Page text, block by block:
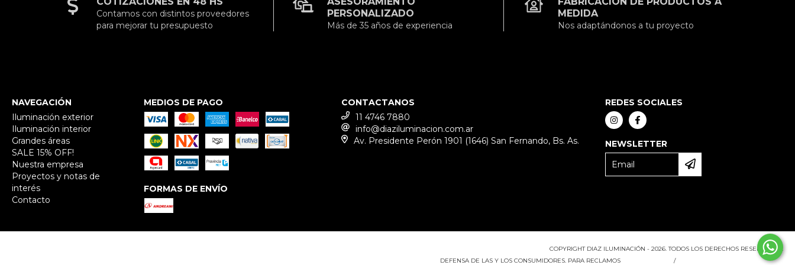
Contamos con distintos proveedores
para mejorar tu presupuesto
PERSONALIZADO
Más de 35 años de experiencia
MEDIDA
Nos adaptándonos a tu proyecto
NAVEGACIÓN
Iluminación exterior
Iluminación interior
Grandes áreas
SALE 15% OFF!
Nuestra empresa
Proyectos y notas de
interés
Contacto
MEDIOS DE PAGO
FORMAS DE ENVÍO
CONTACTANOS
11 4746 7880
info@diaziluminacion.com.ar
Av. Presidente Perón 1901 (1646) San Fernando, Bs. As.
REDES SOCIALES
NEWSLETTER
COPYRIGHT DIAZ ILUMINACIÓN - 2026. TODOS LOS DERECHOS RESERVADOS.
DEFENSA DE LAS Y LOS CONSUMIDORES. PARA RECLAMOS
/ BOTÓN DE ARREPENTIMIENTO